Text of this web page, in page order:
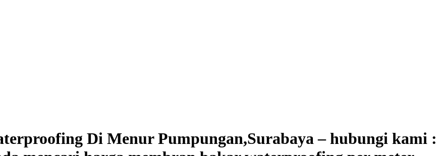
Di Menur Pumpungan,Surabaya – hubungi kami :